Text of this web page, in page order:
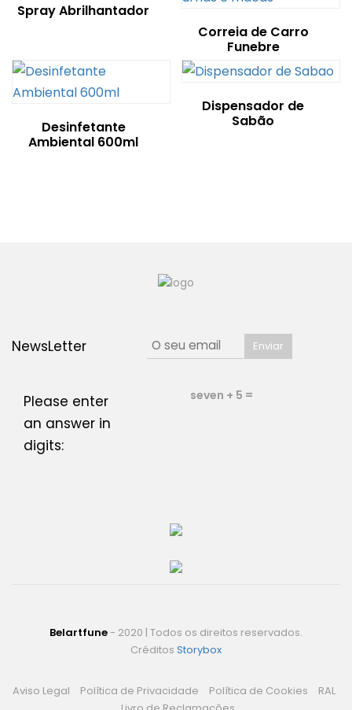
Spray Abrilhantador
Correia de Carro
Funebre
Desinfetante
Ambiental 600ml
Dispensador de
Sabão
NewsLetter
Please enter
an answer in
digits:
seven + 5 =
Belartfune - 2020 | Todos os direitos reservados.
Créditos Storybox
Aviso Legal Política de Privacidade Política de Cookies
RAL